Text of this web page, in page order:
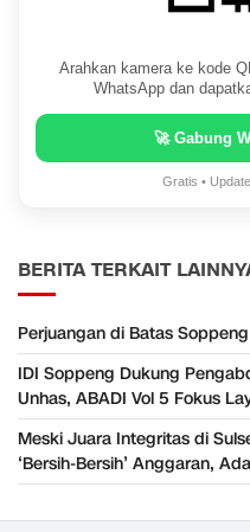
Arahkan kamera ke kode
WhatsApp dan
🚀 Gabung
Gratis •
BERITA TERKAIT
Perjuangan di Batas
IDI Soppeng Dukung
Unhas, ABADI Vol 5 Fokus
Meski Juara Integritas di
‘Bersih-Bersih’ Anggaran,